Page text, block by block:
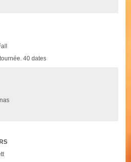
40 dates